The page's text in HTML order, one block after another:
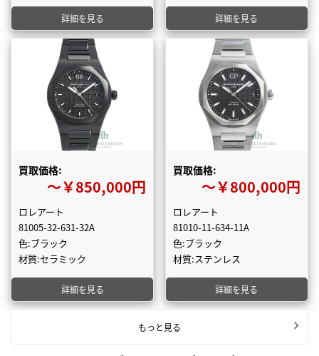
詳細を見る 詳細を見る
買取価格:
〜￥850,000円
ロレアート
81005-32-631-32A
色:ブラック
材質:セラミック
詳細を見る
買取価格:
〜￥800,000円
ロレアート
81010-11-634-11A
色:ブラック
材質:ステンレス
詳細を見る
もっと見る